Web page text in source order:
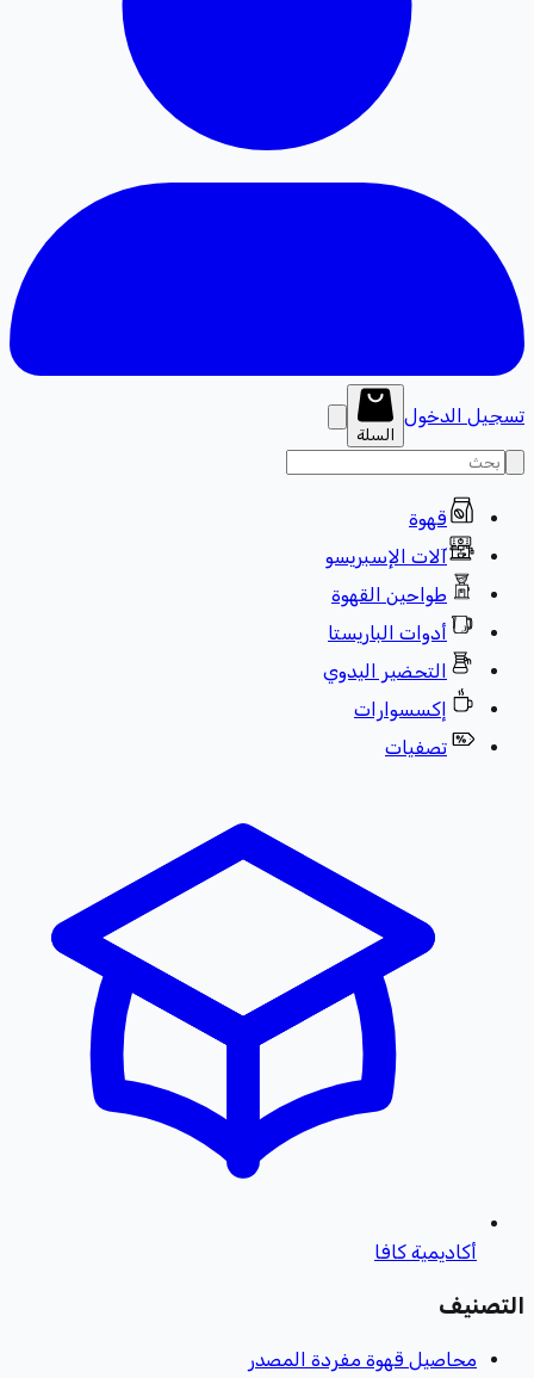
تسجيل الدخول
السلة
قهوة
آلات الإسبريسو
طواحين القهوة
أدوات الباريستا
التحضير اليدوي
إكسسوارات
تصفيات
أكاديمية كافا
التصنيف
محاصيل قهوة مفردة المصدر